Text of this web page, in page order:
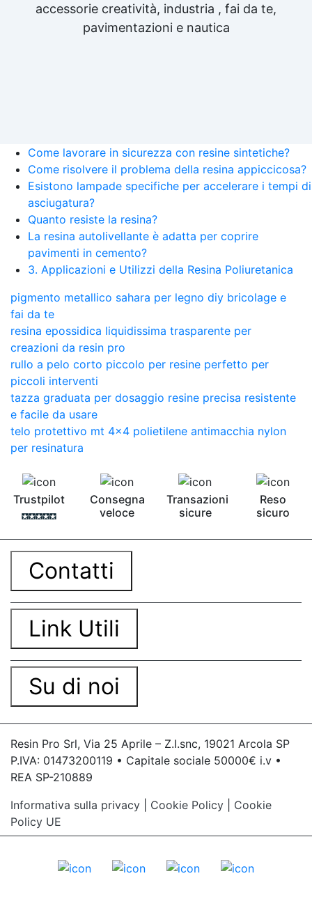
accessorie creatività, industria , fai da te,
pavimentazioni e nautica
Come lavorare in sicurezza con resine sintetiche?
Come risolvere il problema della resina appiccicosa?
Esistono lampade specifiche per accelerare i tempi di
asciugatura?
Quanto resiste la resina?
La resina autolivellante è adatta per coprire
pavimenti in cemento?
3. Applicazioni e Utilizzi della Resina Poliuretanica
pigmento metallico sahara per legno diy bricolage e
fai da te
resina epossidica liquidissima trasparente per
creazioni da resin pro
rullo a pelo corto piccolo per resine perfetto per
piccoli interventi
tazza graduata per dosaggio resine precisa resistente
e facile da usare
telo protettivo mt 4x4 polietilene antimacchia nylon
per resinatura
Trustpilot
Consegna
veloce
Transazioni
sicure
Reso
sicuro
Contatti
Link Utili
Su di noi
Resin Pro Srl, Via 25 Aprile – Z.I.snc, 19021 Arcola SP
P.IVA: 01473200119 • Capitale sociale 50000€ i.v •
REA SP-210889
Informativa sulla privacy
Cookie Policy
Cookie
Policy UE